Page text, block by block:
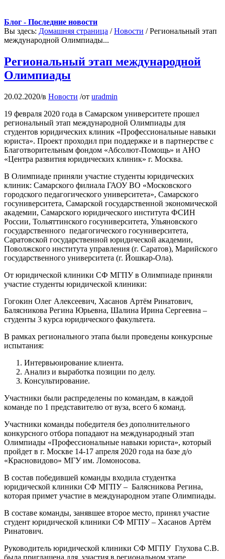
Блог - Последние новости
Вы здесь: Домашняя страница / Новости / Региональный этап
международной Олимпиады...
Региональный этап международной
Олимпиады
20.02.2020/в Новости /от uradmin
19 февраля 2020 года в Самарском университете прошел
региональный этап международной Олимпиады для
студентов юридических клиник «Профессиональные навыки
юриста». Проект проходил при поддержке и в партнерстве с
Благотворительным фондом «Абсолют-Помощь» и АНО
«Центра развития юридических клиник» г. Москва.
В Олимпиаде приняли участие студенты юридических
клиник: Самарского филиала ГАОУ ВО «Московского
городского педагогического университета», Самарского
госуниверситета, Самарской государственной экономической
академии, Самарского юридического института ФСИН
России, Тольяттинского госуниверситета, Ульяновского
государственного педагогического госуниверситета,
Саратовской государственной юридической академии,
Поволжского института управления (г. Саратов), Марийского
государственного университета (г. Йошкар-Ола).
От юридической клиники СФ МГПУ в Олимпиаде приняли
участие студенты юридической клиники:
Гогокин Олег Алексеевич, Хасанов Артём Ринатович,
Балясникова Регина Юрьевна, Шалина Ирина Сергеевна –
студенты 3 курса юридического факультета.
В рамках регионального этапа были проведены конкурсные
испытания:
Интервьюирование клиента.
Анализ и выработка позиции по делу.
Консультирование.
Участники были распределены по командам, в каждой
команде по 1 представителю от вуза, всего 6 команд.
Участники команды победителя без дополнительного
конкурсного отбора попадают на международный этап
Олимпиады «Профессиональные навыки юриста», который
пройдет в г. Москве 14-17 апреля 2020 года на базе д/о
«Красновидово» МГУ им. Ломоносова.
В состав победившей команды входила студентка
юридической клиники СФ МГПУ – Балясникова Регина,
которая примет участие в международном этапе Олимпиады.
В составе команды, занявшее второе место, принял участие
студент юридической клиники СФ МГПУ – Хасанов Артём
Ринатович.
Руководитель юридической клиники СФ МГПУ Глухова С.В.
была приглашена для участия в региональном этапе